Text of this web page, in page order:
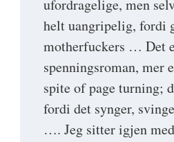
ufordragelige, men
helt uangripelig, fordi
motherfuckers … Det
spenningsroman, mer
spite of page turning;
fordi det synger,
…. Jeg sitter igjen